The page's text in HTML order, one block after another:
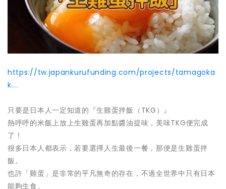
https://tw.japankurufunding.com/projects/tamagoka
k....
只要是日本人一定知道的『生雞蛋拌飯（TKG）』
熱呼呼的米飯上放上生雞蛋再加點醬油提味，美味TKG便完成
了！
很多日本人都表示，若要選擇人生最後一餐，那便是生雞蛋拌
飯。
也許「雞蛋」是非常的平凡無奇的存在，不過全世界中只有日本
能夠生食。